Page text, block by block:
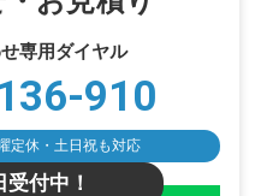
専用ダイヤル
910
定休・土日祝も対応
付中！